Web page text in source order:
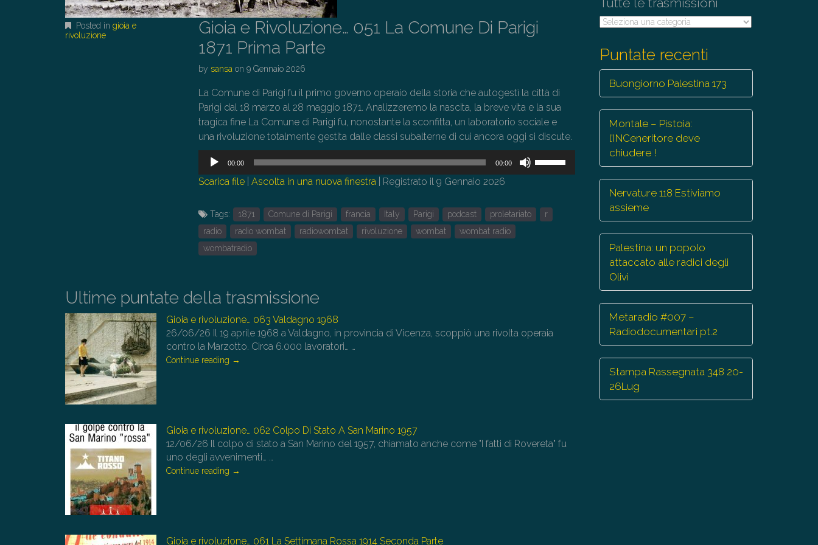
Posted in gioia e
rivoluzione
Gioia e Rivoluzione… 051 La Comune Di Parigi
1871 Prima Parte
bysansa on9 Gennaio 2026
La Comune di Parigi fu il primo governo operaio della storia che autogestì la città di
Parigi dal 18 marzo al 28 maggio 1871. Analizzeremo la nascita, la breve vita e la sua
tragica fine La Comune di Parigi fu, nonostante la sconfitta, un laboratorio sociale e
una rivoluzione totalmente gestita dalle classi subalterne di cui ancora oggi si discute.
Audio
00:00 00:00
su/giù
Scarica file |Ascolta in una nuova finestra Registrato il 9 Gennaio 2026
Tags: 1871 Comune di Parigi francia Italy Parigi podcast proletariato
r
radio
radio wombat radiowombat rivoluzione wombat
wombat radio
wombatradio
Ultime puntate della trasmissione
Gioia e rivoluzione… 063 Valdagno 1968
26/06/26 Il 19 aprile 1968 a Valdagno, in provincia di Vicenza, scoppiò una rivolta operaia
contro la Marzotto. Circa 6.000 lavoratori… …
Continue reading →
Gioia e rivoluzione… 062 Colpo Di Stato A San Marino 1957
12/06/26 Il colpo di stato a San Marino del 1957, chiamato anche come "I fatti di Rovereta" fu
uno degli avvenimenti… …
Continue reading →
Gioia e rivoluzione… 061 La Settimana Rossa 1914 Seconda Parte
Tutte
Puntate recenti
Buongiorno Palestina 173
Montale – Pistoia:
l’INCeneritore deve
chiudere !
Nervature 118 Estiviamo
assieme
Palestina: un popolo
attaccato alle radici degli
Olivi
Metaradio #007 –
Radiodocumentari pt.2
Stampa Rassegnata 348 20-
26Lug